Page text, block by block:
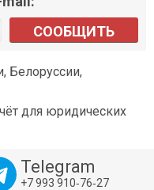
СООБЩИТЬ
Белоруссии,
для юридических
Telegram
+7 993 910‑76‑27